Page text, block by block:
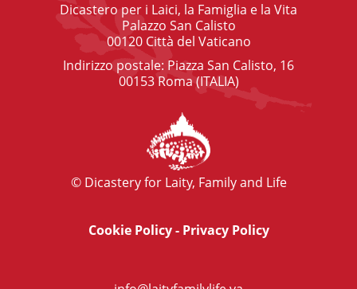
Dicastero per i Laici, la Famiglia e la Vita
Palazzo San Calisto
00120 Città del Vaticano
Indirizzo postale: Piazza San Calisto, 16
00153 Roma (ITALIA)
© Dicastery for Laity, Family and Life
Cookie Policy- Privacy Policy